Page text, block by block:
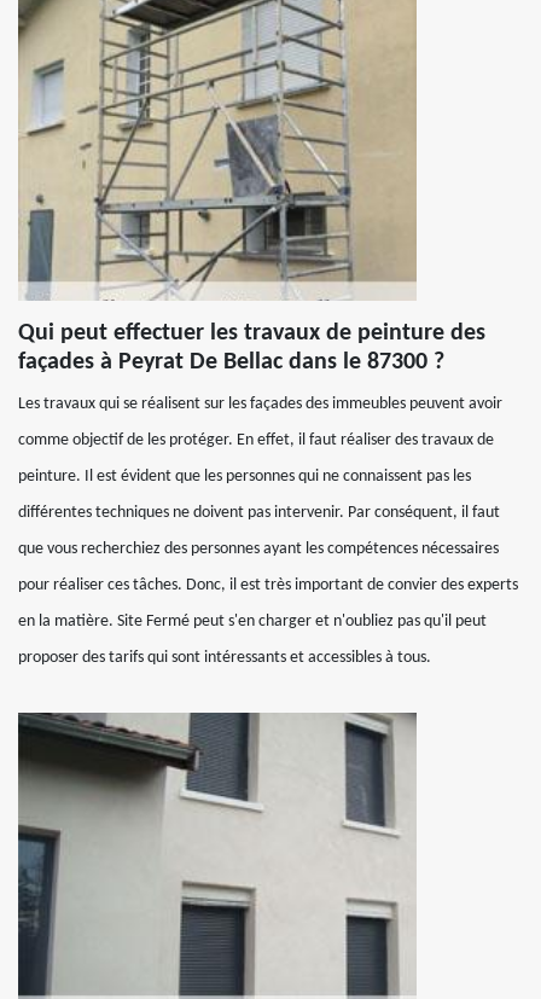
Qui peut effectuer les travaux de peinture des
façades à Peyrat De Bellac dans le 87300 ?
Les travaux qui se réalisent sur les façades des immeubles peuvent avoir
comme objectif de les protéger. En effet, il faut réaliser des travaux de
peinture. Il est évident que les personnes qui ne connaissent pas les
différentes techniques ne doivent pas intervenir. Par conséquent, il faut
que vous recherchiez des personnes ayant les compétences nécessaires
pour réaliser ces tâches. Donc, il est très important de convier des experts
en la matière. Site Fermé peut s'en charger et n'oubliez pas qu'il peut
proposer des tarifs qui sont intéressants et accessibles à tous.